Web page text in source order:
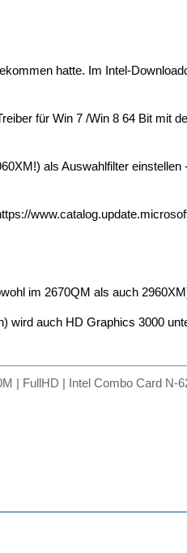
hatte. Im Intel-
für Win 7 /Win 8 64 Bit mit
als Auswahlfilter
im 2670QM als auch
wird auch HD Graphics 3000
| FullHD | Intel Combo Card N-